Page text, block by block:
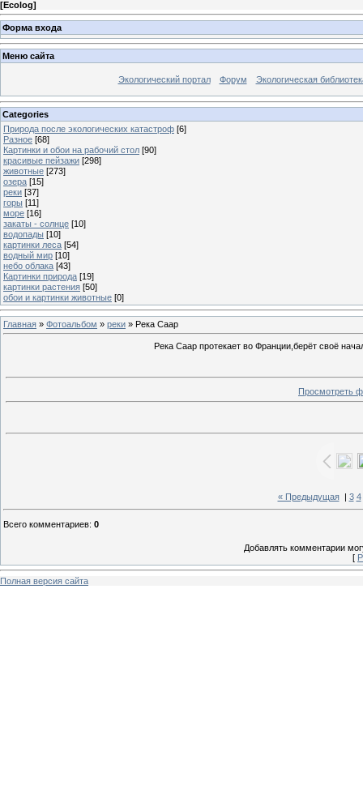
[Ecolog]
Форма входа
Меню сайта
Экологический портал Форум Экологическая
Categories
Природа после экологических катастроф [6]
Разное [68]
Картинки и обои на рабочий стол [90]
красивые пейзажи [298]
животные [273]
озера [15]
реки [37]
горы [11]
море [16]
закаты - солнце [10]
водопады [10]
картинки леса [54]
водный мир [10]
небо облака [43]
Картинки природа [19]
картинки растения [50]
обои и картинки животные [0]
Главная » Фотоальбом » реки » Река Саар
Река Саар протекает во Франции,берёт своё
Просмотреть
« Предыдущая| 3 4
Всего комментариев: 0
Добавлять комментарии
[
Полная версия сайта